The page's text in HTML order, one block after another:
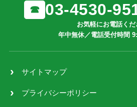
☎ 03-4530-
お気軽にお電話くだ
年中無休／電話受付時間
サイトマップ
プライバシーポリシー